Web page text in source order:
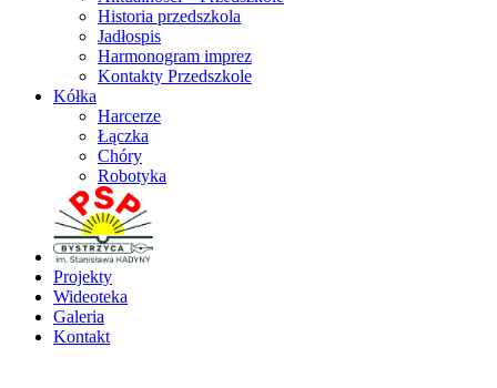
Historia przedszkola
Jadłospis
Harmonogram imprez
Kontakty Przedszkole
Kółka
Harcerze
Łączka
Chóry
Robotyka
Projekty
Wideoteka
Galeria
Kontakt